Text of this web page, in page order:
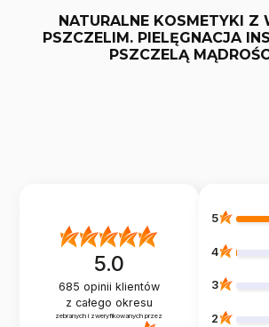
NATURALNE KOSMETYKI Z
PSZCZELIM. PIELĘGNACJA
PSZCZELĄ
5.0
685 opinii klientów
z całego okresu
zebranych i zweryfikowanych przez
5
4
3
2